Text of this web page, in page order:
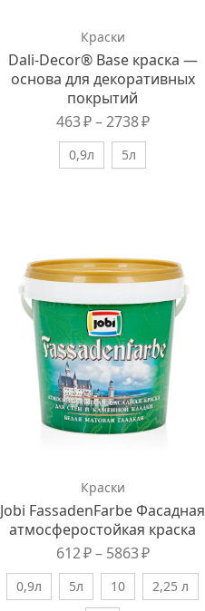
Краски
Dali-Decor® Base краска —
основа для декоративных
покрытий
463₽ – 2738₽
0,9л 5л
Краски
Jobi FassadenFarbe Фасадная
атмосферостойкая краска
612₽ – 5863₽
0,9л 5л 10
2,25 л